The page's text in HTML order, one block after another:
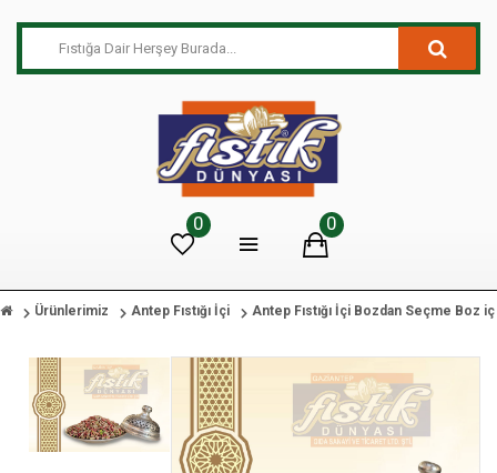
0 0
Ürünlerimiz Antep Fıstığı İçi Antep Fıstığı İçi Bozdan Seçme Boz iç